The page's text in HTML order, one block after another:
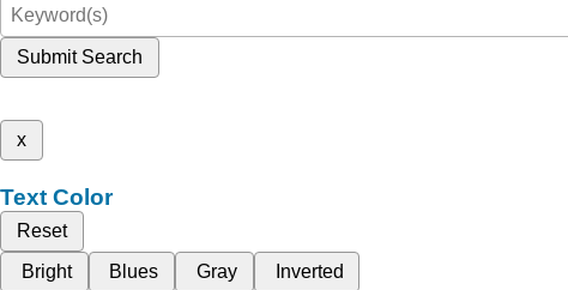
Submit Search
x
Text Color
Reset
Bright
Blues Gray Inverted